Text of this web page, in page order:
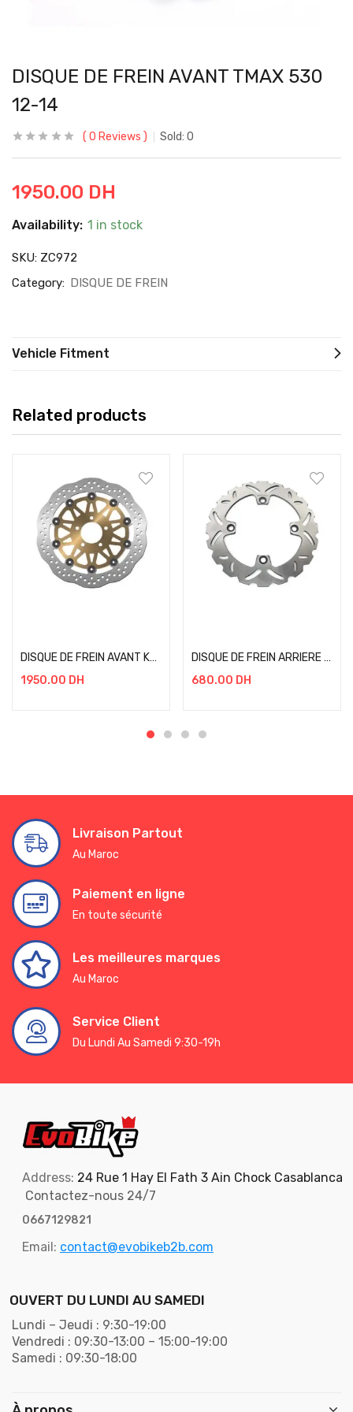
DISQUE DE FREIN AVANT TMAX 530
12-14
0 Reviews Sold: 0
1950.00 DH
Availability: 1 in stock
SKU: ZC972
Category: DISQUE DE FREIN
Vehicle Fitment
Related products
DISQUE DE FREIN AVANT KAWASAKI 04-06
1950.00 DH
DISQUE DE FREIN ARRIERE HONDA HORNET 600 07-13
680.00 DH
Livraison Partout
Au Maroc
Paiement en ligne
En toute sécurité
Les meilleures marques
Au Maroc
Service Client
Du Lundi Au Samedi 9:30-19h
Address: 24 Rue 1 Hay El Fath 3 Ain Chock Casablanca
Contactez-nous 24/7
0667129821
Email: contact@evobikeb2b.com
OUVERT DU LUNDI AU SAMEDI
Lundi – Jeudi : 9:30-19:00
Vendredi : 09:30-13:00 – 15:00-19:00
Samedi : 09:30-18:00